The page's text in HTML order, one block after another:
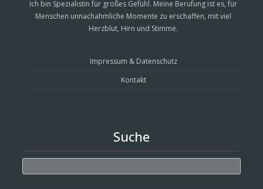
Ich bin Spezialistin für großes Gefühl. Meine Berufung ist es, für
Menschen unnachahmliche Momente zu erschaffen, mit viel
Herzblut, Hirn und Stimme.
Impressum & Datenschutz
Kontakt
Suche